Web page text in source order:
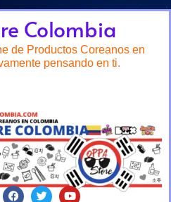
Colombia
de Productos Coreanos en
pensando en ti.